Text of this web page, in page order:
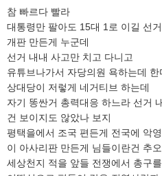
참 빠르다 빨라
대통령만 팔아도 15대 1로 이길 선
개판 만든게 누군데
선거 내내 사고만 치고 다니고
유튜브나가서 자당의원 욕하는데
상대당이 저렇게 네거티브 하는데
자기 똥싼거 총력대응 하느라 선거
건 보이지도 않았나 보지
평택을에서 조국 편든게 전국에 악
이 아사리판 만든게 님들이란건 추
세상천지 적을 앞들 전쟁에서 총구